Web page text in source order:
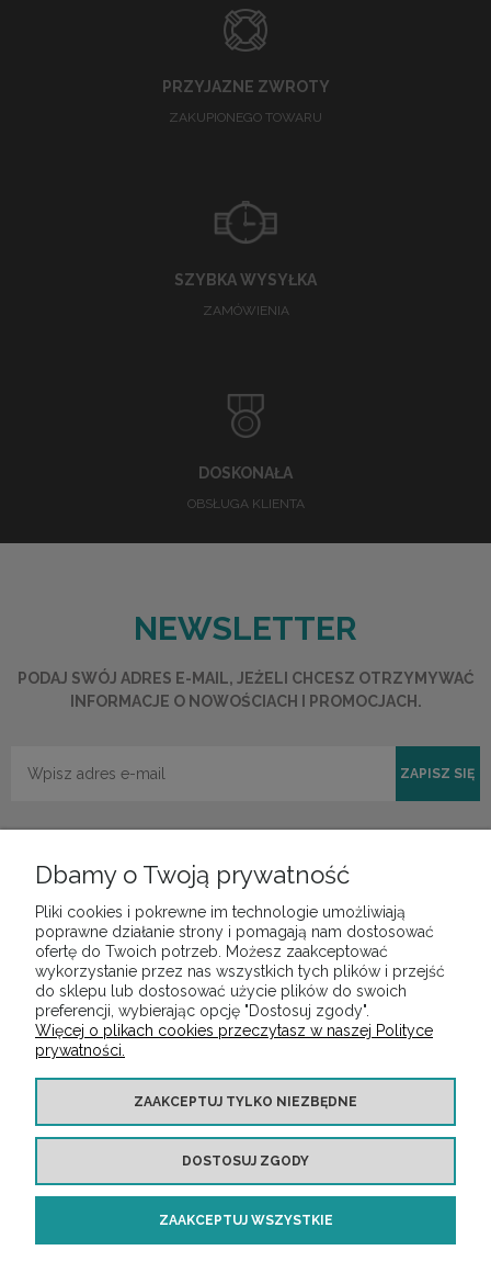
PRZYJAZNE ZWROTY
ZAKUPIONEGO TOWARU
SZYBKA WYSYŁKA
ZAMÓWIENIA
DOSKONAŁA
OBSŁUGA KLIENTA
NEWSLETTER
PODAJ SWÓJ ADRES E-MAIL, JEŻELI CHCESZ OTRZYMYWAĆ
INFORMACJE O NOWOŚCIACH I PROMOCJACH.
ZAPISZ SIĘ
POMOC
MOJE KONTO
INFORMACJE
O NAS
Copyright ©https://audiotop.pl/ Wszelkie prawa zastrzeżone
Dbamy o Twoją prywatność
Pliki cookies i pokrewne im technologie umożliwiają
poprawne działanie strony i pomagają nam dostosować
ofertę do Twoich potrzeb. Możesz zaakceptować
wykorzystanie przez nas wszystkich tych plików i przejść
do sklepu lub dostosować użycie plików do swoich
preferencji, wybierając opcję "Dostosuj zgody".
Więcej o plikach cookies przeczytasz w naszej Polityce
prywatności.
ZAAKCEPTUJ TYLKO NIEZBĘDNE
DOSTOSUJ ZGODY
ZAAKCEPTUJ WSZYSTKIE